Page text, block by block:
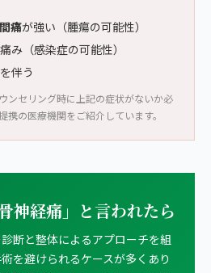
痛が強い（腫瘍の可能性）
み（感染症の可能性）
を伴う
ンセリング時に上記の症状がないか必
の医療機関をご紹介しています。
神経痛」と言われたら
断と整体によるアプローチを組
を避けられるケースが多くあり